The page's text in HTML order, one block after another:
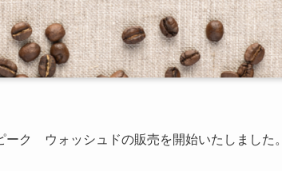
ク ウォッシュドの販売を開始いたしました。